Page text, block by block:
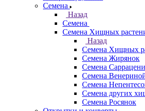
Семена
Назад
Семена
Семена Хищных
Назад
Семена Хищных
Семена Жирянок
Семена
Семена
Семена
Семена других
Семена Росянок